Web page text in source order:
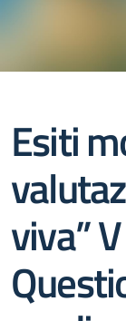
Esiti
viva”